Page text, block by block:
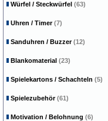
Würfel / Steckwürfel (63)
Uhren / Timer(7)
Sanduhren / Buzzer(12)
Blankomaterial (23)
Spielekartons / Schachteln (5)
Spielezubehör(61)
Motivation / Belohnung (6)